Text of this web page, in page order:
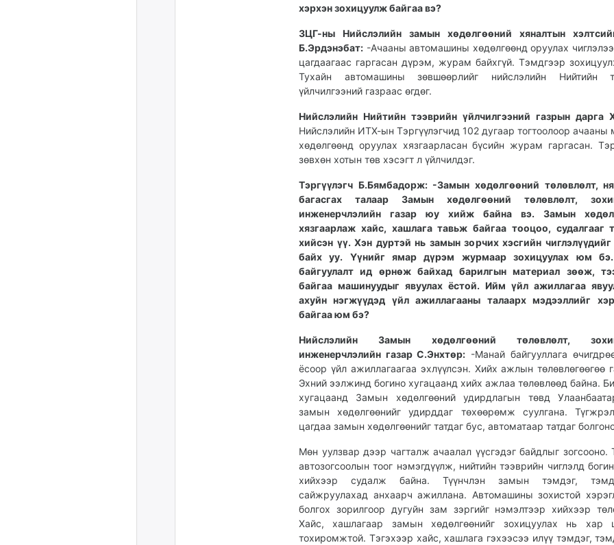
хэрхэн зохицуулж байгаа вэ?
ЗЦГ-ны Нийслэлийн замын хөдөлгөөний хяналтын
Б.Эрдэнэбат: -Ачааны автомашины хөдөлгөөнд оруулах
цагдаагаас гаргасан дүрэм, журам байхгүй. Тэмдгээр
Тухайн автомашины зөвшөөрлийг нийслэлийн Нийтийн
үйлчилгээний газраас өгдөг.
Нийслэлийн Нийтийн тээврийн үйлчилгээний газрын дарга
Нийслэлийн ИТХ-ын Тэргүүлэгчид 102 дугаар тогтоолоор
хөдөлгөөнд оруулах хязгаарласан бүсийн журам гаргасан.
зөвхөн хотын төв хэсэгт л үйлчилдэг.
Тэргүүлэгч Б.Бямбадорж: -Замын хөдөлгөөний төлөвлөлт,
багасгах талаар Замын хөдөлгөөний төлөвлөлт,
инженерчлэлийн газар юу хийж байна вэ. Замын
хязгаарлаж хайс, хашлага тавьж байгаа тооцоо, судалгааг
хийсэн үү. Хэн дуртэй нь замын зорчих хэсгийн чиглэлүүдийг
байх уу. Үүнийг ямар дүрэм журмаар зохицуулах юм бэ.
байгуулалт ид өрнөж байхад барилгын материал зөөж,
байгаа машинуудыг явуулах ёстой. Ийм үйл ажиллагаа
ахуйн нэгжүүдэд үйл ажиллагааны талаарх мэдээллийг
байгаа юм бэ?
Нийслэлийн Замын хөдөлгөөний төлөвлөлт,
инженерчлэлийн газар С.Энхтөр: -Манай байгууллага
ёсоор үйл ажиллагаагаа эхлүүлсэн. Хийх ажлын төлөвлөгөөгөө
Эхний ээлжинд богино хугацаанд хийх ажлаа төлөвлөөд байна.
хугацаанд Замын хөдөлгөөний удирдлагын төвд
замын хөдөлгөөнийг удирддаг төхөөрөмж суулгана.
цагдаа замын хөдөлгөөнийг татдаг бус, автоматаар татдаг
Мөн уулзвар дээр чагталж ачаалал үүсгэдэг байдлыг зогсооно.
автозогсоолын тоог нэмэгдүүлж, нийтийн тээврийн чиглэлд
хийхээр судалж байна. Түүнчлэн замын тэмдэг,
сайжруулахад анхаарч ажиллана. Автомашины зохистой
болгох зорилгоор дугуйн зам зэргийг нэмэлтээр хийхээр
Хайс, хашлагаар замын хөдөлгөөнийг зохицуулах нь хар
тохиромжтой. Тэгэхээр хайс, хашлага гэхээсээ илүү тэмдэг,